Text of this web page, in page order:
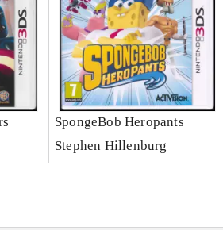
SpongeBob Heropants
Stephen Hillenburg